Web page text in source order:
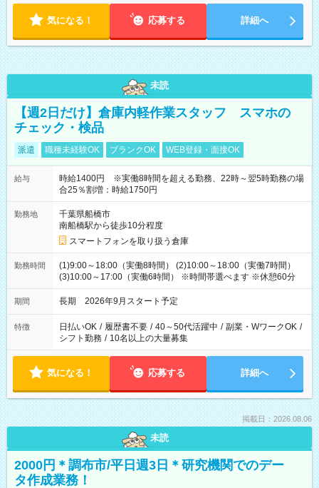
気になる！ 応募する 詳細へ
未読
【週2日だけ】倉庫内軽作業スタッフ スマホの
チェック・検品
派遣 職種未経験OK ブランクOK WEB登録・面接OK
給与
時給1400円 ※実働8時間を超える勤務、22時～翌5時勤務の場
合25％割増：時給1750円
勤務地
千葉県船橋市
南船橋駅から徒歩10分程度
スマートフォンを取り扱う倉庫
勤務時間
(1)9:00～18:00（実働8時間） (2)10:00～18:00（実働7時間）
(3)10:00～17:00（実働6時間） ※時間帯選べます ※休憩60分
期間 長期 2026年9月スタート予定
特徴 日払いOK / 履歴書不要 / 40～50代活躍中 / 副業・WワークOK /
シフト勤務 / 10名以上の大量募集
気になる！ 応募する 詳細へ
掲載日：2026.08.06
未読
2000円＊調布市/平日週3日＊研究機関でのデー
タ作成業務！